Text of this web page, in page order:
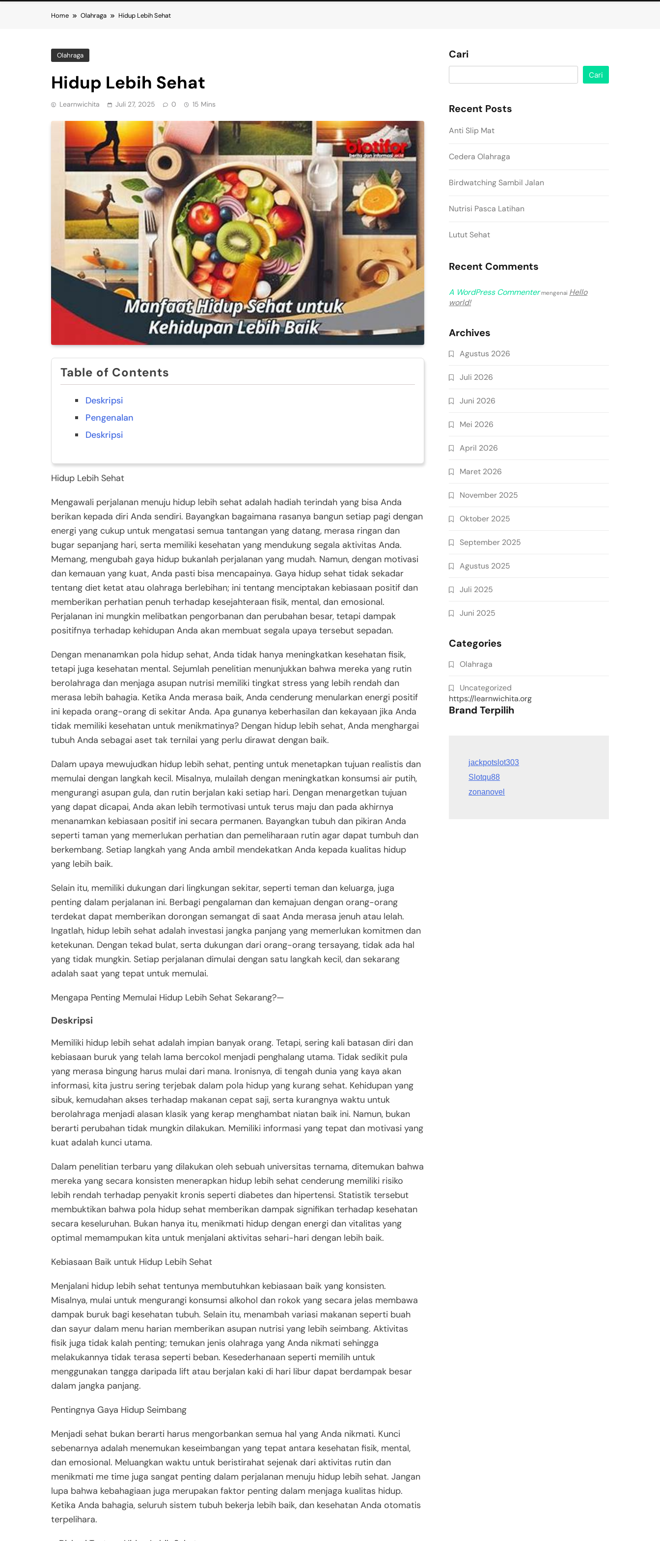
Home Olahraga Hidup Lebih Sehat
Olahraga
Hidup Lebih Sehat
Learnwichita Juli 27, 2025 0 15 Mins
Table of Contents
Deskripsi
Pengenalan
Deskripsi
Hidup Lebih Sehat
Mengawali perjalanan menuju hidup lebih sehat adalah hadiah terindah yang bisa Anda
berikan kepada diri Anda sendiri. Bayangkan bagaimana rasanya bangun setiap pagi dengan
energi yang cukup untuk mengatasi semua tantangan yang datang, merasa ringan dan
bugar sepanjang hari, serta memiliki kesehatan yang mendukung segala aktivitas Anda.
Memang, mengubah gaya hidup bukanlah perjalanan yang mudah. Namun, dengan motivasi
dan kemauan yang kuat, Anda pasti bisa mencapainya. Gaya hidup sehat tidak sekadar
tentang diet ketat atau olahraga berlebihan; ini tentang menciptakan kebiasaan positif dan
memberikan perhatian penuh terhadap kesejahteraan fisik, mental, dan emosional.
Perjalanan ini mungkin melibatkan pengorbanan dan perubahan besar, tetapi dampak
positifnya terhadap kehidupan Anda akan membuat segala upaya tersebut sepadan.
Dengan menanamkan pola hidup sehat, Anda tidak hanya meningkatkan kesehatan fisik,
tetapi juga kesehatan mental. Sejumlah penelitian menunjukkan bahwa mereka yang rutin
berolahraga dan menjaga asupan nutrisi memiliki tingkat stress yang lebih rendah dan
merasa lebih bahagia. Ketika Anda merasa baik, Anda cenderung menularkan energi positif
ini kepada orang-orang di sekitar Anda. Apa gunanya keberhasilan dan kekayaan jika Anda
tidak memiliki kesehatan untuk menikmatinya? Dengan hidup lebih sehat, Anda menghargai
tubuh Anda sebagai aset tak ternilai yang perlu dirawat dengan baik.
Dalam upaya mewujudkan hidup lebih sehat, penting untuk menetapkan tujuan realistis dan
memulai dengan langkah kecil. Misalnya, mulailah dengan meningkatkan konsumsi air putih,
mengurangi asupan gula, dan rutin berjalan kaki setiap hari. Dengan menargetkan tujuan
yang dapat dicapai, Anda akan lebih termotivasi untuk terus maju dan pada akhirnya
menanamkan kebiasaan positif ini secara permanen. Bayangkan tubuh dan pikiran Anda
seperti taman yang memerlukan perhatian dan pemeliharaan rutin agar dapat tumbuh dan
berkembang. Setiap langkah yang Anda ambil mendekatkan Anda kepada kualitas hidup
yang lebih baik.
Selain itu, memiliki dukungan dari lingkungan sekitar, seperti teman dan keluarga, juga
penting dalam perjalanan ini. Berbagi pengalaman dan kemajuan dengan orang-orang
terdekat dapat memberikan dorongan semangat di saat Anda merasa jenuh atau lelah.
Ingatlah, hidup lebih sehat adalah investasi jangka panjang yang memerlukan komitmen dan
ketekunan. Dengan tekad bulat, serta dukungan dari orang-orang tersayang, tidak ada hal
yang tidak mungkin. Setiap perjalanan dimulai dengan satu langkah kecil, dan sekarang
adalah saat yang tepat untuk memulai.
Mengapa Penting Memulai Hidup Lebih Sehat Sekarang?—
Deskripsi
Memiliki hidup lebih sehat adalah impian banyak orang. Tetapi, sering kali batasan diri dan
kebiasaan buruk yang telah lama bercokol menjadi penghalang utama. Tidak sedikit pula
yang merasa bingung harus mulai dari mana. Ironisnya, di tengah dunia yang kaya akan
informasi, kita justru sering terjebak dalam pola hidup yang kurang sehat. Kehidupan yang
sibuk, kemudahan akses terhadap makanan cepat saji, serta kurangnya waktu untuk
berolahraga menjadi alasan klasik yang kerap menghambat niatan baik ini. Namun, bukan
berarti perubahan tidak mungkin dilakukan. Memiliki informasi yang tepat dan motivasi yang
kuat adalah kunci utama.
Dalam penelitian terbaru yang dilakukan oleh sebuah universitas ternama, ditemukan bahwa
mereka yang secara konsisten menerapkan hidup lebih sehat cenderung memiliki risiko
lebih rendah terhadap penyakit kronis seperti diabetes dan hipertensi. Statistik tersebut
membuktikan bahwa pola hidup sehat memberikan dampak signifikan terhadap kesehatan
secara keseluruhan. Bukan hanya itu, menikmati hidup dengan energi dan vitalitas yang
optimal memampukan kita untuk menjalani aktivitas sehari-hari dengan lebih baik.
Kebiasaan Baik untuk Hidup Lebih Sehat
Menjalani hidup lebih sehat tentunya membutuhkan kebiasaan baik yang konsisten.
Misalnya, mulai untuk mengurangi konsumsi alkohol dan rokok yang secara jelas membawa
dampak buruk bagi kesehatan tubuh. Selain itu, menambah variasi makanan seperti buah
dan sayur dalam menu harian memberikan asupan nutrisi yang lebih seimbang. Aktivitas
fisik juga tidak kalah penting; temukan jenis olahraga yang Anda nikmati sehingga
melakukannya tidak terasa seperti beban. Kesederhanaan seperti memilih untuk
menggunakan tangga daripada lift atau berjalan kaki di hari libur dapat berdampak besar
dalam jangka panjang.
Pentingnya Gaya Hidup Seimbang
Menjadi sehat bukan berarti harus mengorbankan semua hal yang Anda nikmati. Kunci
sebenarnya adalah menemukan keseimbangan yang tepat antara kesehatan fisik, mental,
dan emosional. Meluangkan waktu untuk beristirahat sejenak dari aktivitas rutin dan
menikmati me time juga sangat penting dalam perjalanan menuju hidup lebih sehat. Jangan
lupa bahwa kebahagiaan juga merupakan faktor penting dalam menjaga kualitas hidup.
Ketika Anda bahagia, seluruh sistem tubuh bekerja lebih baik, dan kesehatan Anda otomatis
terpelihara.
Cari
Cari
Recent Posts
Anti Slip Mat
Cedera Olahraga
Birdwatching Sambil Jalan
Nutrisi Pasca Latihan
Lutut Sehat
Recent Comments
A WordPress Commentermengenai Hello
world!
Archives
Agustus 2026
Juli 2026
Juni 2026
Mei 2026
April 2026
Maret 2026
November 2025
Oktober 2025
September 2025
Agustus 2025
Juli 2025
Juni 2025
Categories
Olahraga
Uncategorized
https://learnwichita.org
Brand Terpilih
Slotqu88
zonanovel